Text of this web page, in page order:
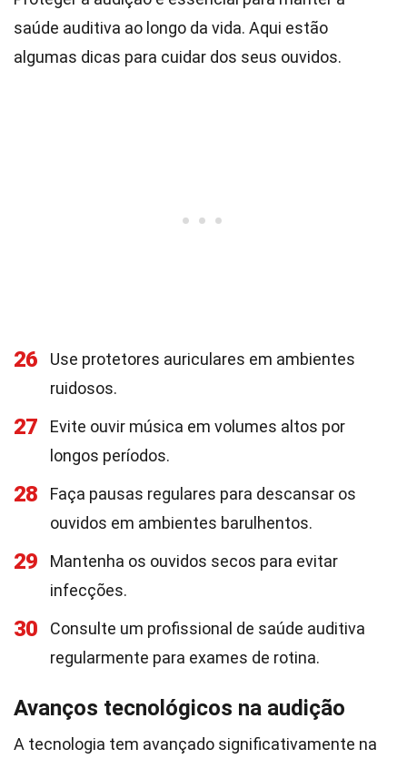
saúde auditiva ao longo da vida. Aqui estão
algumas dicas para cuidar dos seus ouvidos.
26
Use protetores auriculares em ambientes
ruidosos.
27
Evite ouvir música em volumes altos por
longos períodos.
28
Faça pausas regulares para descansar os
ouvidos em ambientes barulhentos.
29
Mantenha os ouvidos secos para evitar
infecções.
30
Consulte um profissional de saúde auditiva
regularmente para exames de rotina.
Avanços tecnológicos na audição
A tecnologia tem avançado significativamente na